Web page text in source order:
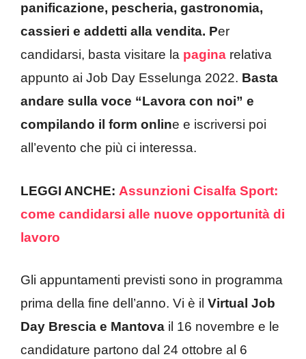
panificazione, pescheria, gastronomia,
cassieri e addetti alla vendita. Per
candidarsi, basta visitare la pagina relativa
appunto ai Job Day Esselunga 2022. Basta
andare sulla voce “Lavora con noi” e
compilando il form online e iscriversi poi
all’evento che più ci interessa.
LEGGI ANCHE: Assunzioni Cisalfa Sport:
come candidarsi alle nuove opportunità di
lavoro
Gli appuntamenti previsti sono in programma
prima della fine dell’anno. Vi è il Virtual Job
Day Brescia e Mantova il 16 novembre e le
candidature partono dal 24 ottobre al 6